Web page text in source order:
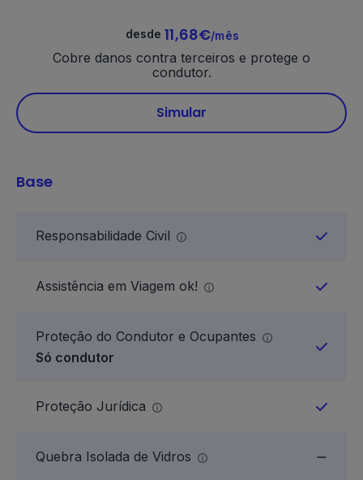
desde 11,68€/mês
Cobre danos contra terceiros e protege o
condutor.
Simular
Base
Responsabilidade Civil
Assistência em Viagem ok!
Proteção do Condutor e Ocupantes
Só condutor
Proteção Jurídica
Quebra Isolada de Vidros